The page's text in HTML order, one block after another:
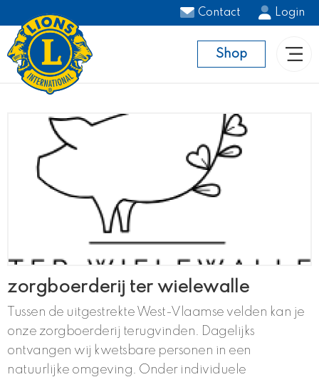
Contact Login
Shop
zorgboerderij ter wielewalle
Tussen de uitgestrekte West-Vlaamse velden kan je
onze zorgboerderij terugvinden. Dagelijks
ontvangen wij kwetsbare personen in een
natuurlijke omgeving. Onder individuele